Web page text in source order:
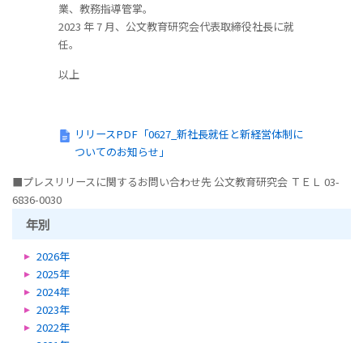
業、教務指導管掌。
2023 年 7 月、公文教育研究会代表取締役社長に就
任。
以上
リリースPDF「0627_新社長就任と新経営体制に
ついてのお知らせ」
■プレスリリースに関するお問い合わせ先 公文教育研究会 ＴＥＬ 03-
6836-0030
年別
2026年
2025年
2024年
2023年
2022年